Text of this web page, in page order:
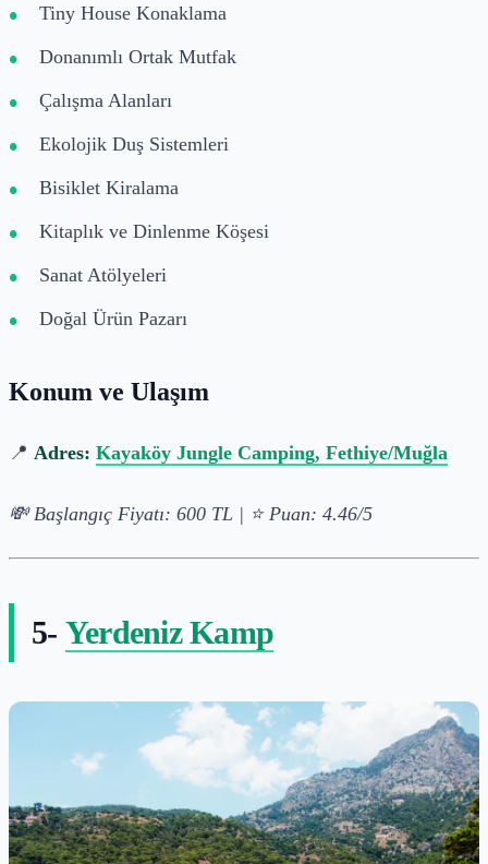
Tiny House Konaklama
Donanımlı Ortak Mutfak
Çalışma Alanları
Ekolojik Duş Sistemleri
Bisiklet Kiralama
Kitaplık ve Dinlenme Köşesi
Sanat Atölyeleri
Doğal Ürün Pazarı
Konum ve Ulaşım
📍 Adres: Kayaköy Jungle Camping, Fethiye/Muğla
💸 Başlangıç Fiyatı: 600 TL | ⭐ Puan: 4.46/5
5- Yerdeniz Kamp